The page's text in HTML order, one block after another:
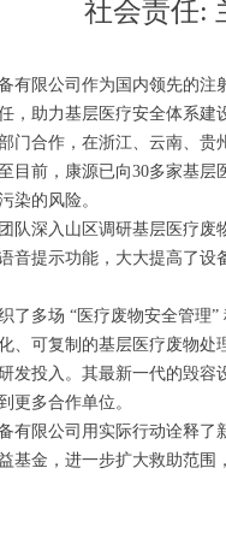
社会责任:
有限公司作为国内领先的
，助力基层医疗安全体系建
门合作，在浙江、云南、
目前，康源已向30多家基
染的风险。
队深入山区调研基层医疗
音提示功能，大大提高了
了多场 “医疗废物安全管理
、可复制的基层医疗废物处
发投入。其最新一代的毁
更多合作单位。
有限公司用实际行动诠释
基金，进一步扩大救助范围